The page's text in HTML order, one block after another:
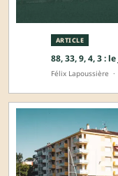
ARTICLE
88, 33, 9, 4, 3 :
Félix Lapoussière ·